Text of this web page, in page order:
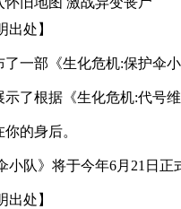
出处】
一部《生化危机:保护伞
示了根据《生化危机:代号
的身后。
小队》将于今年6月21日正
出处】